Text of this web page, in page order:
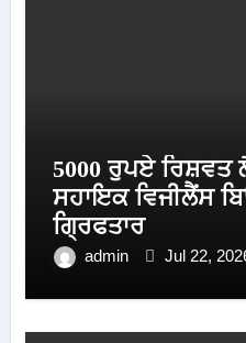
5000 ਰੁਪਏ ਰਿਸ਼ਵਤ
ਸਹਾਇਕ ਵਿਜੀਲੈਂਸ
ਗ੍ਰਿਫਤਾਰ
admin Jul 22,